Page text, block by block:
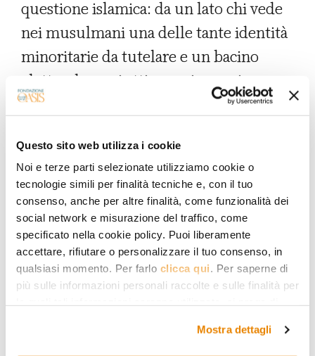
Questo sito web utilizza i cookie
Noi e terze parti selezionate utilizziamo cookie o
tecnologie simili per finalità tecniche e, con il tuo
consenso, anche per altre finalità, come funzionalità dei
social network e misurazione del traffico, come
specificato nella cookie policy. Puoi liberamente
accettare, rifiutare o personalizzare il tuo consenso, in
qualsiasi momento. Per farlo clicca qui. Per saperne di
più sulle informazioni personali raccolte e sulle finalità per
Mostra dettagli
questione islamica: da un lato chi vede
nei musulmani una delle tante identità
minoritarie da tutelare e un bacino
elettorale a cui attingere in maniera
strumentale, secondo una logica
l’universalismo dei diritti umani;
dall’altro quanti considerano qualsiasi
forma di visibilità pubblica dell’Islam,
dal velo alle moschee, una
manifestazione dell’islamismo, un
«termine acchiappatutto –notavail
politologo francese Olivier Roy – che
ormai ha ben poco a che vedere con la